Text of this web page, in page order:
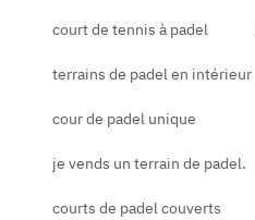
court de tennis à padel
terrains de padel en intérieur
cour de padel unique
je vends un terrain de padel.
courts de padel couverts